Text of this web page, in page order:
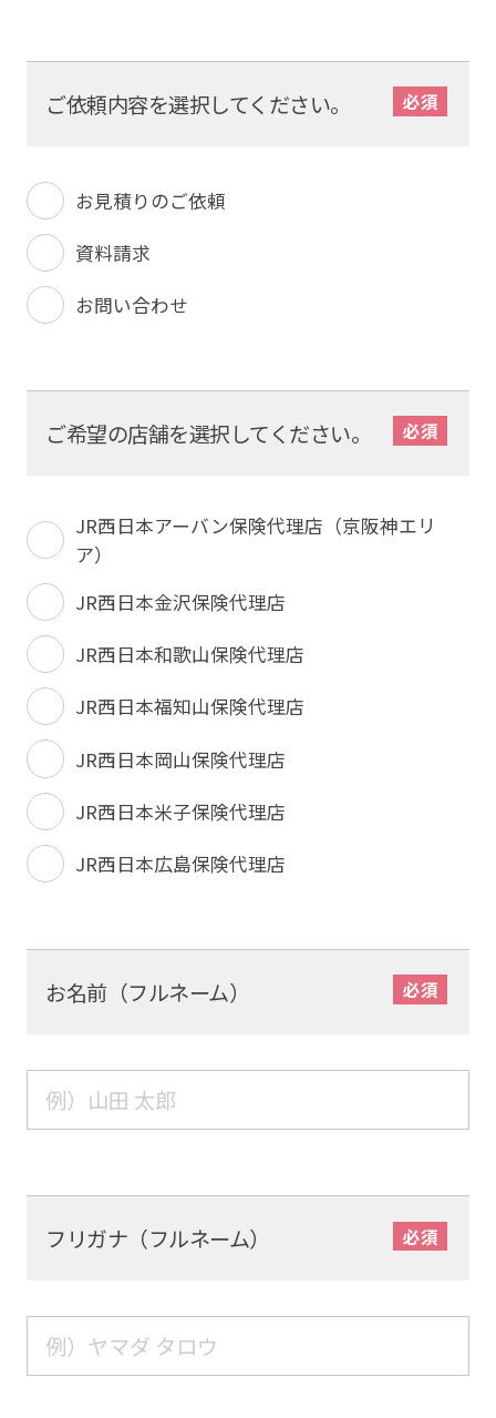
ご依頼内容を選択してください。
お見積りのご依頼
資料請求
お問い合わせ
ご希望の店舗を選択してください。
JR西日本アーバン保険代理店（京阪神エリ
ア）
JR西日本金沢保険代理店
JR西日本和歌山保険代理店
JR西日本福知山保険代理店
JR西日本岡山保険代理店
JR西日本米子保険代理店
JR西日本広島保険代理店
お名前（フルネーム）
フリガナ（フルネーム）